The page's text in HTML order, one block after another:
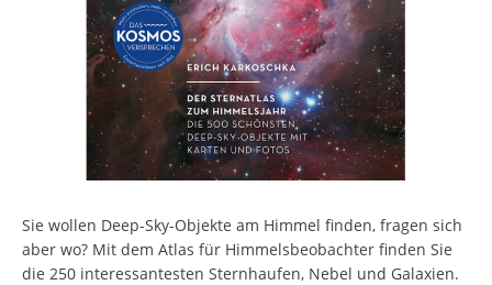
Sie wollen Deep-Sky-Objekte am Himmel finden, fragen sich
aber wo? Mit dem Atlas für Himmelsbeobachter finden Sie
die 250 interessantesten Sternhaufen, Nebel und Galaxien.